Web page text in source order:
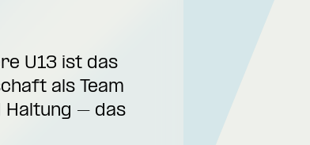
U13 ist das
als Team
Haltung – das